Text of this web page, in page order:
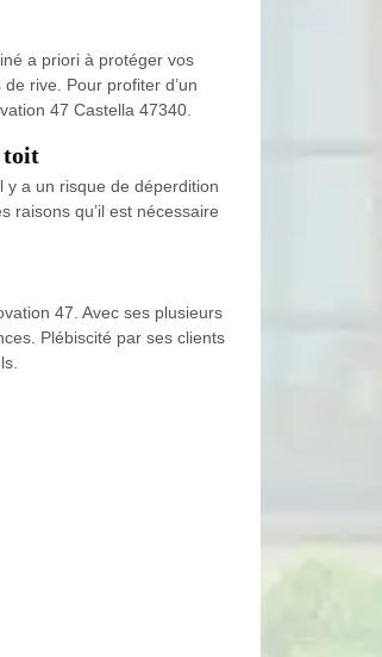
a priori à protéger vos
rive. Pour profiter d’un
47 Castella 47340.
toit
y a un risque de déperdition
raisons qu’il est nécessaire
47. Avec ses plusieurs
Plébiscité par ses clients